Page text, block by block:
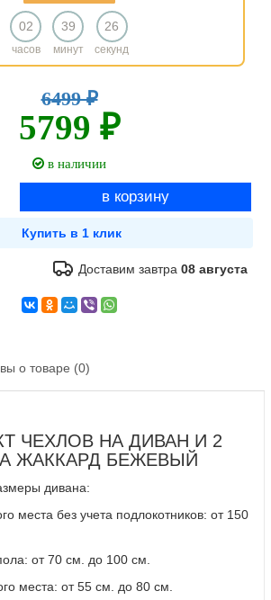
02
часов
39
минут
25
секунд
6499 ₽
5799 ₽
в наличии
Доставим завтра08 августа
о товаре (0)
ЧЕХЛОВ НА ДИВАН И 2
ЖАККАРД БЕЖЕВЫЙ
дивана:
места без учета подлокотников: от 150
от 70 см. до 100 см.
места: от 55 см. до 80 см.